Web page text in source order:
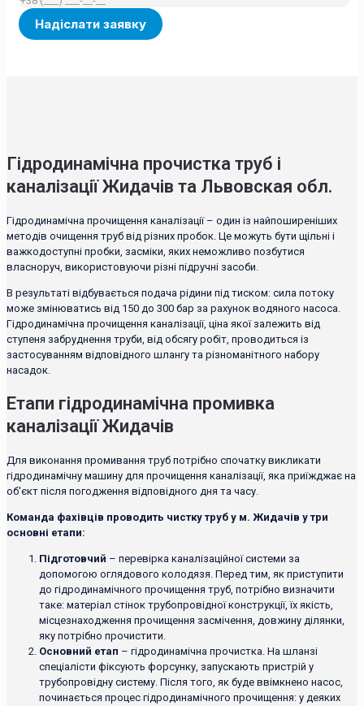
Гідродинамічна прочистка труб і
каналізації Жидачів та Львовская обл.
Гідродинамічна прочищення каналізації – один із найпоширеніших
методів очищення труб від різних пробок. Це можуть бути щільні і
важкодоступні пробки, засміки, яких неможливо позбутися
власноруч, використовуючи різні підручні засоби.
В результаті відбувається подача рідини під тиском: сила потоку
може змінюватись від 150 до 300 бар за рахунок водяного насоса.
Гідродинамічна прочищення каналізації, ціна якої залежить від
ступеня забруднення труби, від обсягу робіт, проводиться із
застосуванням відповідного шлангу та різноманітного набору
насадок.
Етапи гідродинамічна промивка
каналізації Жидачів
Для виконання промивання труб потрібно спочатку викликати
гідродинамічну машину для прочищення каналізації, яка приїжджає на
об'єкт після погодження відповідного дня та часу.
Команда фахівців проводить чистку труб у м. Жидачів у три
основні етапи:
Підготовчий – перевірка каналізаційної системи за
допомогою оглядового колодязя. Перед тим, як приступити
до гідродинамічного прочищення труб, потрібно визначити
таке: матеріал стінок трубопровідної конструкції, їх якість,
місцезнаходження прочищення засмічення, довжину ділянки,
яку потрібно прочистити.
Основний етап – гідродинамічна прочистка. На шланзі
спеціалісти фіксують форсунку, запускають пристрій у
трубопровідну систему. Після того, як буде ввімкнено насос,
починається процес гідродинамічного прочищення: у деяких